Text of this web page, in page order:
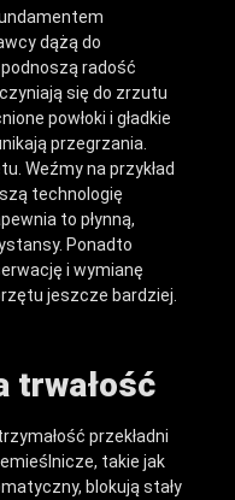
dążą do
radość
się do zrzutu
powłoki i gładkie
przegrzania.
Weźmy na przykład
technologię
to płynną,
Ponadto
i wymianę
jeszcze bardziej.
trwałość
przekładni
takie jak
blokują stały